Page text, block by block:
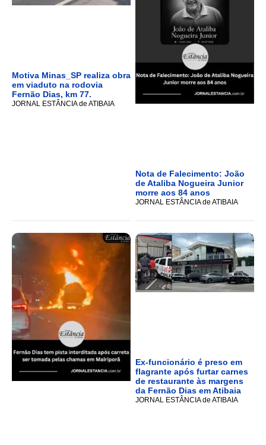
Motiva Minas_SP realiza obra
em viaduto na rodovia
Fernão Dias, km 77.
JORNAL ESTÂNCIA de ATIBAIA
Nota de Falecimento: João
de Ataliba Nogueira Junior
morre aos 84 anos
JORNAL ESTÂNCIA de ATIBAIA
Ex-funcionário é preso em
flagrante após furtar carnes
de restaurante às margens
da Fernão Dias em Atibaia
JORNAL ESTÂNCIA de ATIBAIA